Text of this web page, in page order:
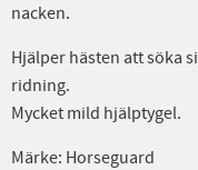
nacken.
Hjälper hästen att söka
ridning.
Mycket mild hjälptygel.
Märke: Horseguard